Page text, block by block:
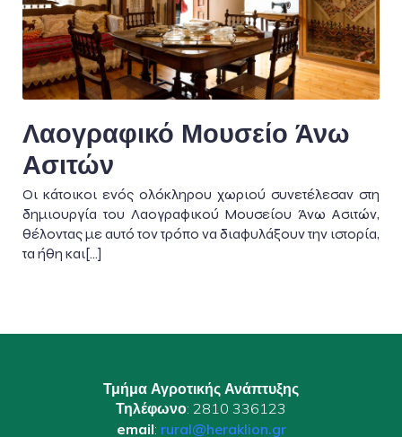
Λαογραφικό Μουσείο Άνω
Ασιτών
Οι κάτοικοι ενός ολόκληρου χωριού συνετέλεσαν στη
δημιουργία του Λαογραφικού Μουσείου Άνω Ασιτών,
θέλοντας με αυτό τον τρόπο να διαφυλάξουν την ιστορία,
τα ήθη και[…]
Τμήμα Αγροτικής Ανάπτυξης
Τηλέφωνο: 2810 336123
email: rural@heraklion.gr